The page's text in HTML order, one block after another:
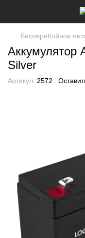
Бесперебойное
Аккумулятор
Silver
Артикул: 2572